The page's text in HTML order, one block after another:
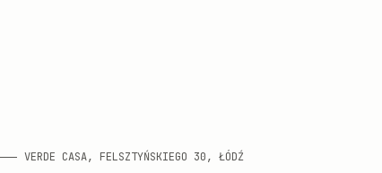
VERDE CASA, FELSZTYŃSKIEGO 30, ŁÓDŹ